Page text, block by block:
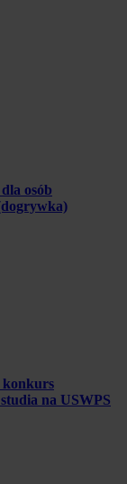
osób
konkurs
na USWPS